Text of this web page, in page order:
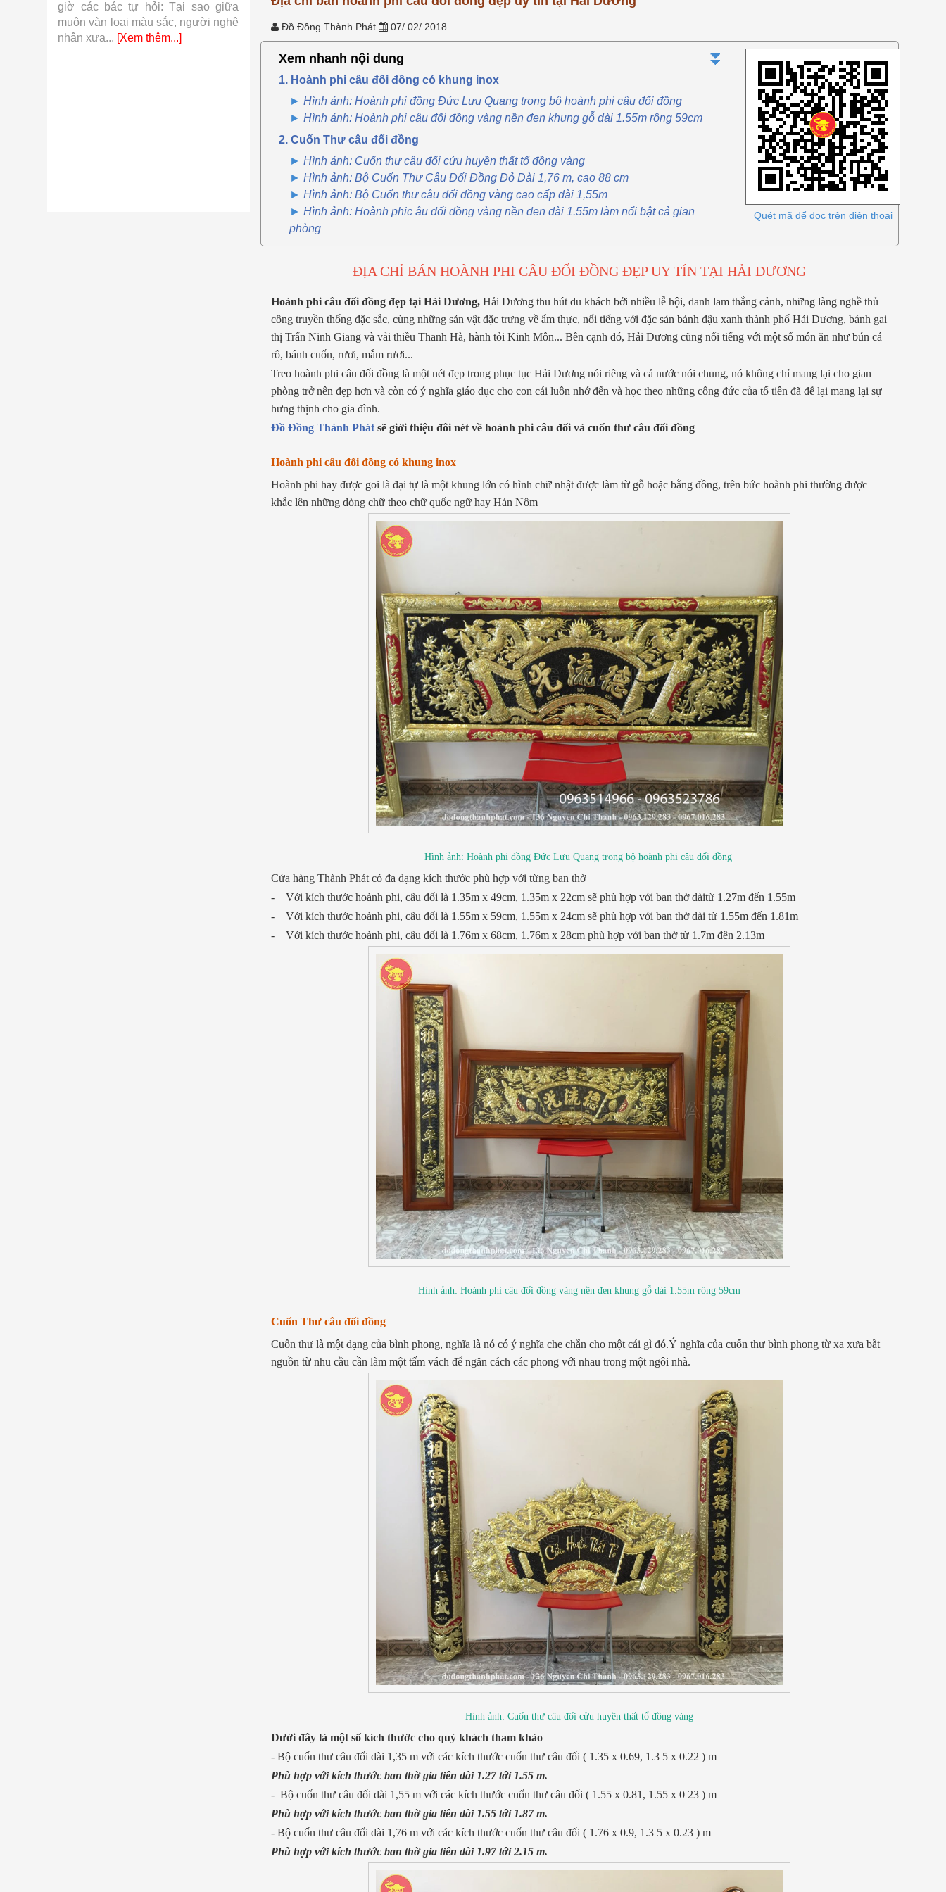
giờ các bác tự hỏi: Tại sao giữa
muôn vàn loại màu sắc, người nghệ
nhân xưa... [Xem thêm...]
so với hàng phổ thông, hay tại sao
những sợi vàng, sợi bạc lại...[Xem
nối tâm thức giữa con cháu và tổ
Đồ Đồng Thành Phát 07/ 02/ 2018
Xem nhanh nội dung ⏬
1. Hoành phi câu đối đồng có khung inox
Hình ảnh: Hoành phi đồng Đức Lưu Quang trong bộ hoành phi câu đối đồng
Hình ảnh: Hoành phi câu đối đồng vàng nền đen khung gỗ dài 1.55m rông 59cm
2. Cuốn Thư câu đối đồng
Hình ảnh: Cuốn thư câu đối cửu huyền thất tổ đồng vàng
Hình ảnh: Bộ Cuốn Thư Câu Đối Đồng Đỏ Dài 1,76 m, cao 88 cm
Hình ảnh: Bộ Cuốn thư câu đối đồng vàng cao cấp dài 1,55m
Hình ảnh: Hoành phic âu đối đồng vàng nền đen dài 1.55m làm nổi bật cả gian
phòng
Quét mã để đọc trên điện thoại
ĐỊA CHỈ BÁN HOÀNH PHI CÂU ĐỐI ĐỒNG ĐẸP UY TÍN TẠI HẢI DƯƠNG
Hoành phi câu đối đồng đẹp tại Hải Dương,Hải Dương thu hút du khách bởi nhiều lễ hội, danh lam thắng cảnh, những làng nghề thủ
công truyền thống đặc sắc, cùng những sản vật đặc trưng về ẩm thực, nổi tiếng với đặc sản bánh đậu xanh thành phố Hải Dương, bánh gai
thị Trấn Ninh Giang và vải thiều Thanh Hà, hành tỏi Kinh Môn... Bên cạnh đó, Hải Dương cũng nổi tiếng với một số món ăn như bún cá
rô, bánh cuốn, rươi, mắm rươi...
Treo hoành phi câu đối đồng là một nét đẹp trong phục tục Hải Dương nói riêng và cả nước nói chung, nó không chỉ mang lại cho gian
phòng trở nên đẹp hơn và còn có ý nghĩa giáo dục cho con cái luôn nhớ đến và học theo những công đức của tổ tiên đã để lại mang lại sự
hưng thịnh cho gia đình.
Đồ Đồng Thành Phát sẽ giới thiệu đôi nét về hoành phi câu đối và cuốn thư câu đối đồng
Hoành phi câu đối đồng có khung inox
Hoành phi hay được goi là đại tự là một khung lớn có hình chữ nhật được làm từ gỗ hoặc bằng đồng, trên bức hoành phi thường được
khắc lên những dòng chữ theo chữ quốc ngữ hay Hán Nôm
Hình ảnh: Hoành phi đồng Đức Lưu Quang trong bộ hoành phi câu đối đồng
Cửa hàng Thành Phát có đa dạng kích thước phù hợp với từng ban thờ
- Với kích thước hoành phi, câu đối là 1.35m x 49cm, 1.35m x 22cm sẽ phù hợp với ban thờ dàitừ 1.27m đến 1.55m
- Với kích thước hoành phi, câu đối là 1.55m x 59cm, 1.55m x 24cm sẽ phù hợp với ban thờ dài từ 1.55m đến 1.81m
- Với kích thước hoành phi, câu đối là 1.76m x 68cm, 1.76m x 28cm phù hợp với ban thờ từ 1.7m đên 2.13m
Hình ảnh: Hoành phi câu đối đồng vàng nền đen khung gỗ dài 1.55m rông 59cm
Cuốn Thư câu đối đồng
Cuốn thư là một dạng của bình phong, nghĩa là nó có ý nghĩa che chắn cho một cái gì đó.Ý nghĩa của cuốn thư bình phong từ xa xưa bắt
nguồn từ nhu cầu cần làm một tấm vách để ngăn cách các phong với nhau trong một ngôi nhà.
Hình ảnh: Cuốn thư câu đối cửu huyền thất tổ đồng vàng
Dưới đây là một số kích thước cho quý khách tham khảo
- Bộ cuốn thư câu đối dài 1,35 m với các kích thước cuốn thư câu đối ( 1.35 x 0.69, 1.3 5 x 0.22 ) m
Phù hợp với kích thước ban thờ gia tiên dài 1.27 tới 1.55 m.
- Bộ cuốn thư câu đối dài 1,55 m với các kích thước cuốn thư câu đối ( 1.55 x 0.81, 1.55 x 0 23 ) m
Phù hợp với kích thước ban thờ gia tiên dài 1.55 tới 1.87 m.
- Bộ cuốn thư câu đối dài 1,76 m với các kích thước cuốn thư câu đối ( 1.76 x 0.9, 1.3 5 x 0.23 ) m
Phù hợp với kích thước ban thờ gia tiên dài 1.97 tới 2.15 m.